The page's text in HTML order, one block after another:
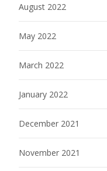
August 2022
May 2022
March 2022
January 2022
December 2021
November 2021